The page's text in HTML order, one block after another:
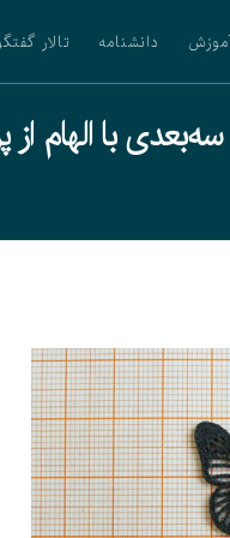
دانشنامه تالار
با الهام از